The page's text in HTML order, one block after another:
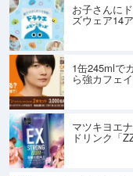
お子さんに
ズウェア14
1缶245mlで
ら強カフェ
マツキヨエ
ドリンク「